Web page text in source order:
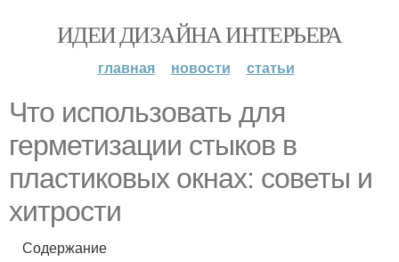
ИДЕИ ДИЗАЙНА ИНТЕРЬЕРА
главная новости статьи
Что использовать для
герметизации стыков в
пластиковых окнах: советы и
хитрости
Содержание